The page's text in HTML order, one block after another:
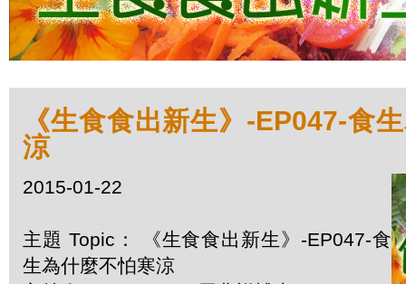
《生食食出新生》-EP047-食
涼
2015-01-22
主題 Topic： 《生食食出新生》-EP047-食
生為什麼不怕寒涼